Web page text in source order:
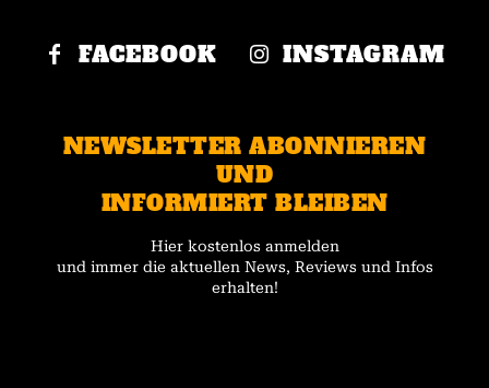
FACEBOOK INSTAGRAM
NEWSLETTER ABONNIEREN
UND
INFORMIERT BLEIBEN
Hier kostenlos anmelden
und immer die aktuellen News, Reviews und Infos
erhalten!